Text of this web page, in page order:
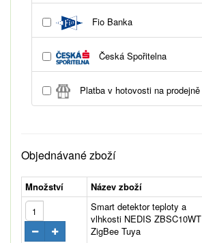
Fio Banka
Česká Spořitelna
Platba v hotovosti na prodejně
Objednávané zboží
Množství Název zboží
Smart detektor teploty a
vlhkosti NEDIS ZBSC10WT
ZigBee Tuya